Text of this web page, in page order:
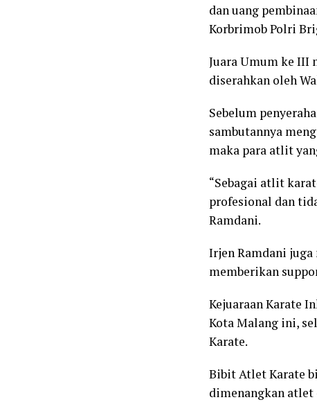
dan uang
Korbrimob Polri
Juara Umum ke III
diserahkan oleh
Sebelum
sambutannya
maka para atlit
“Sebagai atlit
profesional dan
Ramdani.
Irjen Ramdani
memberikan
Kejuaraan Karate
Kota Malang ini,
Karate.
Bibit Atlet Karate
dimenangkan atlet